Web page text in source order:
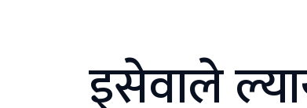
इसेवाले